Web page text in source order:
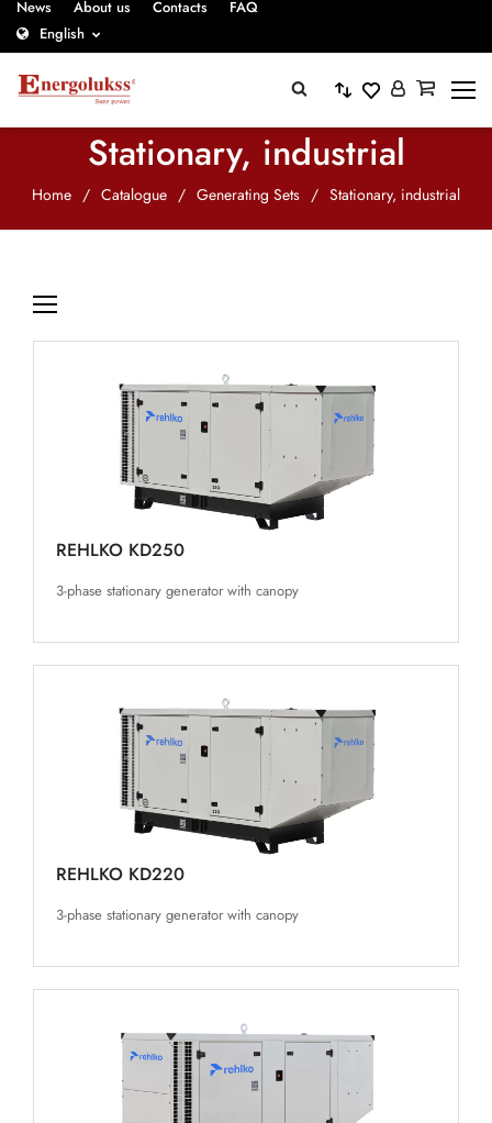
News About us Contacts
FAQ
English
Stationary, industrial
Home / Catalogue / Generating Sets / Stationary, industrial
REHLKO KD250
3-phase stationary generator with canopy
REHLKO KD220
3-phase stationary generator with canopy